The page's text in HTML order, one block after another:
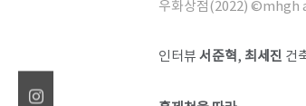
우화상점(2022) ©mhgh
인터뷰 서준혁 , 최세진 건